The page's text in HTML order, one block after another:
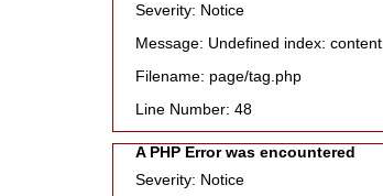
Severity: Notice
Message: Undefined index: content
Filename: page/tag.php
Line Number: 48
A PHP Error was encountered
Severity: Notice